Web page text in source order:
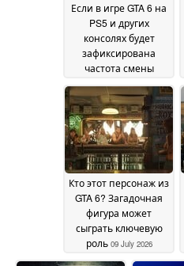
Если в игре GTA 6 на
PS5 и других
консолях будет
зафиксирована
частота смены
кадров на уровне 30
FPS, многие игроки
сразу же откажутся
от неё15 July 2026
Кто этот персонаж из
GTA 6? Загадочная
фигура может
сыграть ключевую
роль 09 July 2026